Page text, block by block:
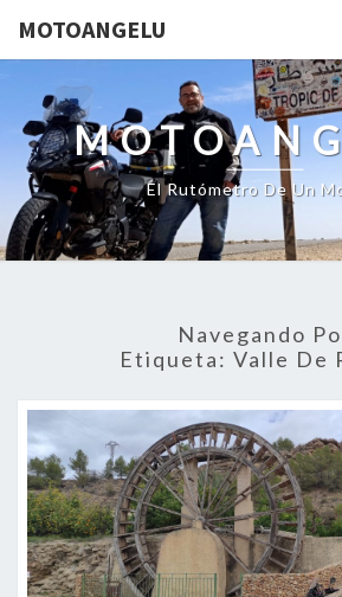
MOTOANGELU
El Rutómetro De Un
Navegando
Etiqueta: Valle De